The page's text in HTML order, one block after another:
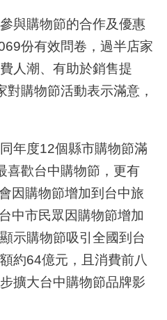
與購物節的合作及優惠
份有效問卷，過半店家
人潮、有助於銷售提
購物節活動表示滿意，
年度12個縣市購物節滿
喜歡台中購物節，更有
因購物節增加到台中旅
中市民眾因購物節增加
示購物節吸引全國到台
約64億元，且消費前八
擴大台中購物節品牌影